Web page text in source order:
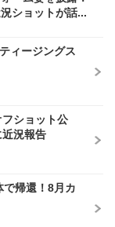
ショットが話...
ィージングス
ショット公
況報告
帰還！8月カ